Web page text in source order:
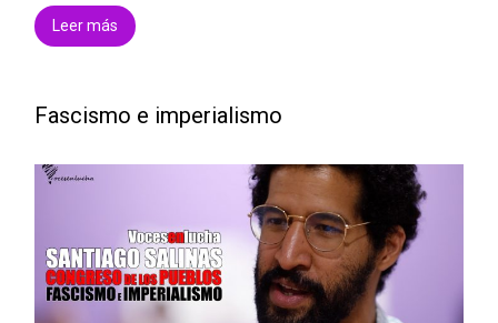
Leer más
Fascismo e imperialismo